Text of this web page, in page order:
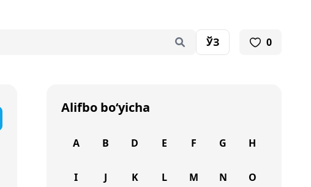
ЎЗ 0
Alifbo bo‘yicha
A B D E F G H
I J K L M N O